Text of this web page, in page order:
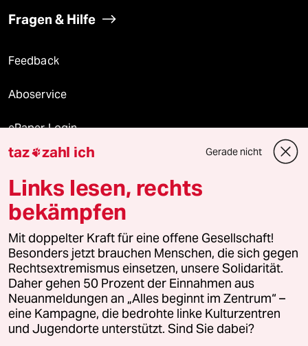
Fragen & Hilfe
Feedback
Aboservice
ePaper Login
Downloads für Abonnierende
© 2026 taz Verlags und Vertriebs GmbH
Alle Rechte vorbehalten. Bei rechtlichen Fragen oder für Genehmigungen
wenden Sie sich bitte an
lizenzen@taz.de
Feedback Redaktionsstatut Kommune-Richtlinien
Leitlinie Informant Datenschutz Impressum AGB
taz zahl ich Gerade nicht
Links lesen, rechts
bekämpfen
Mit doppelter Kraft für eine offene Gesellschaft!
Besonders jetzt brauchen Menschen, die sich gegen
Rechtsextremismus einsetzen, unsere Solidarität.
Daher gehen 50 Prozent der Einnahmen aus
Neuanmeldungen an „Alles beginnt im Zentrum“ –
eine Kampagne, die bedrohte linke Kulturzentren
und Jugendorte unterstützt. Sind Sie dabei?